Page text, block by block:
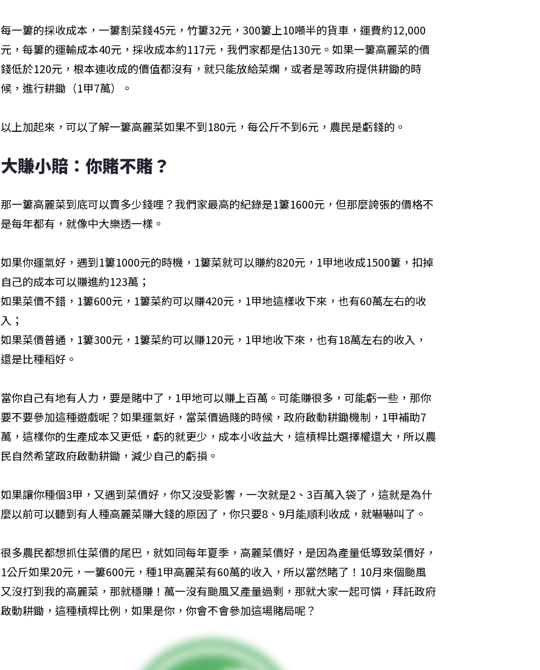
每一簍的採收成本，一簍割菜錢45元，竹簍32元，300簍上10噸半的貨車，運費約12,000
元，每簍的運輸成本40元，採收成本約117元，我們家都是估130元。如果一簍高麗菜的價
錢低於120元，根本連收成的價值都沒有，就只能放給菜爛，或者是等政府提供耕鋤的時
候，進行耕鋤（1甲7萬）。
以上加起來，可以了解一簍高麗菜如果不到180元，每公斤不到6元，農民是虧錢的。
大賺小賠：你賭不賭？
那一簍高麗菜到底可以賣多少錢哩？我們家最高的紀錄是1簍1600元，但那麼誇張的價格不
是每年都有，就像中大樂透一樣。
如果你運氣好，遇到1簍1000元的時機，1簍菜就可以賺約820元，1甲地收成1500簍，扣掉
自己的成本可以賺進約123萬；
如果菜價不錯，1簍600元，1簍菜約可以賺420元，1甲地這樣收下來，也有60萬左右的收
入；
如果菜價普通，1簍300元，1簍菜約可以賺120元，1甲地收下來，也有18萬左右的收入，
還是比種稻好。
當你自己有地有人力，要是賭中了，1甲地可以賺上百萬。可能賺很多，可能虧一些，那你
要不要參加這種遊戲呢？如果運氣好，當菜價過賤的時候，政府啟動耕鋤機制，1甲補助7
萬，這樣你的生產成本又更低，虧的就更少，成本小收益大，這槓桿比選擇權還大，所以農
民自然希望政府啟動耕鋤，減少自己的虧損。
如果讓你種個3甲，又遇到菜價好，你又沒受影響，一次就是2、3百萬入袋了，這就是為什
麼以前可以聽到有人種高麗菜賺大錢的原因了，你只要8、9月能順利收成，就嚇嚇叫了。
很多農民都想抓住菜價的尾巴，就如同每年夏季，高麗菜價好，是因為產量低導致菜價好，
1公斤如果20元，一簍600元，種1甲高麗菜有60萬的收入，所以當然睹了！10月來個颱風
又沒打到我的高麗菜，那就穩賺！萬一沒有颱風又產量過剩，那就大家一起可憐，拜託政府
啟動耕鋤，這種槓桿比例，如果是你，你會不會參加這場賭局呢？